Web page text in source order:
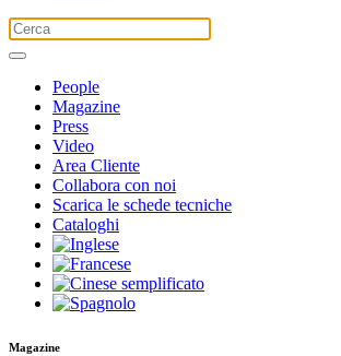
People
Magazine
Press
Video
Area Cliente
Collabora con noi
Scarica le schede tecniche
Cataloghi
Magazine